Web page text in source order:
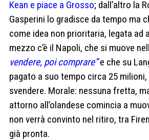
Kean e piace a Grosso; dall’altro la
Gasperini lo gradisce da tempo ma
come idea non prioritaria, legata ad
mezzo c’è il Napoli, che si muove
vendere, poi comprare” e che su
pagato a suo tempo circa 25 milioni,
svendere. Morale: nessuna fretta,
attorno all’olandese comincia a
non verrà convinto nel ritiro, tra
già pronta.